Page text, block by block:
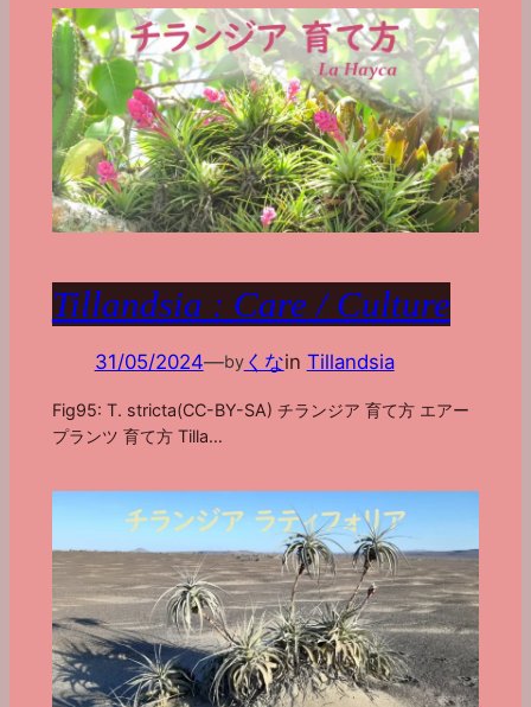
Tillandsia : Care / Culture
31/05/2024—byくなin Tillandsia
Fig95: T. stricta(CC-BY-SA) チランジア 育て方 エアー
プランツ 育て方 Tilla…